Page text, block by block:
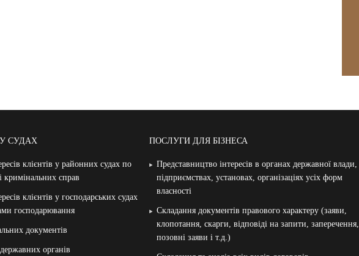
СУДАХ
клієнтів у районних судах по
кримінальних справ
клієнтів у господарських судах
господарювання
документів
органів
ПОСЛУГИ ДЛЯ БІЗНЕСА
Представництво інтересів в органах державної влади,
підприємствах, установах, організаціях усіх форм
власності
Складання документів правового характеру (заяви,
клопотання, скарги, відповіді на запити, заперечення,
позовні заяви і т.д.)